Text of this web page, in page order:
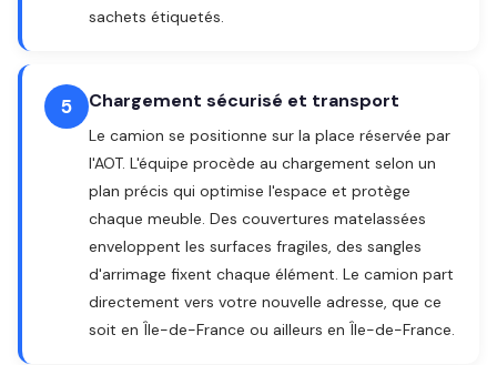
sachets étiquetés.
5 Chargement sécurisé et transport
Le camion se positionne sur la place réservée par
l'AOT. L'équipe procède au chargement selon un
plan précis qui optimise l'espace et protège
chaque meuble. Des couvertures matelassées
enveloppent les surfaces fragiles, des sangles
d'arrimage fixent chaque élément. Le camion part
directement vers votre nouvelle adresse, que ce
soit en Île-de-France ou ailleurs en Île-de-France.